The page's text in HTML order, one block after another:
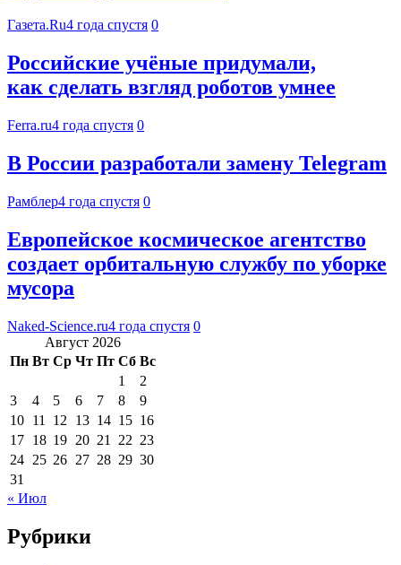
Газета.Ru4 года спустя 0
Российские учёные придумали,
как сделать взгляд роботов умнее
Ferra.ru4 года спустя 0
В России разработали замену Telegram
Рамблер4 года спустя 0
Европейское космическое агентство
создает орбитальную службу по уборке
мусора
Naked-Science.ru4 года спустя 0
Август 2026
Пн Вт Ср Чт Пт Сб Вс
1
2
3
4 5 6 7 8
9
10 11 12 13 14 15 16
17 18 19 20 21 22 23
24 25 26 27 28 29 30
31
« Июл
Рубрики